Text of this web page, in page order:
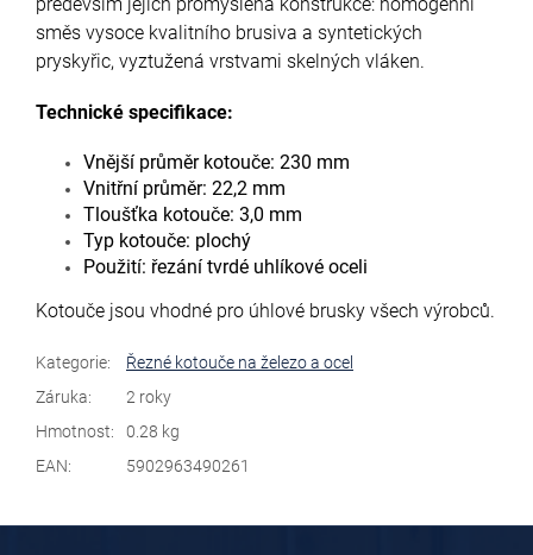
především jejich promyšlená konstrukce: homogenní
směs vysoce kvalitního brusiva a syntetických
pryskyřic, vyztužená vrstvami skelných vláken.
Technické specifikace:
Vnější průměr kotouče: 230 mm
Vnitřní průměr: 22,2 mm
Tloušťka kotouče: 3,0 mm
Typ kotouče: plochý
Použití: řezání tvrdé uhlíkové oceli
Kotouče jsou vhodné pro úhlové brusky všech výrobců.
Kategorie:
Řezné kotouče na železo a ocel
Záruka:
2 roky
Hmotnost:
0.28 kg
EAN: 5902963490261